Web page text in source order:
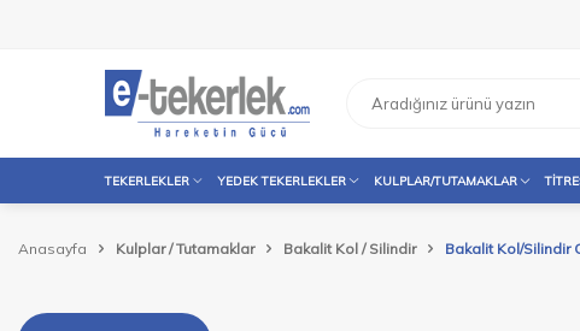
TEKERLEKLER YEDEK TEKERLEKLER KULPLAR/TUTAMAKLAR
Anasayfa Kulplar / Tutamaklar Bakalit Kol / Silindir Bakalit Kol/Silindir